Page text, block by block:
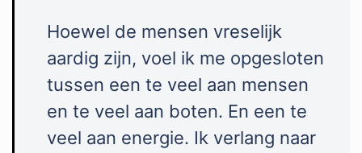
Hoewel de mensen vreselijk
aardig zijn, voel ik me opgesloten
tussen een te veel aan mensen
en te veel aan boten. En een te
veel aan energie. Ik verlang naar